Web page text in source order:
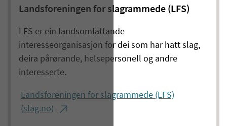
Landsforeningen for slagrammede (LFS)
LFS er ein landsomfattande
interesseorganisasjon for dei som har hatt slag,
deira pårørande, helsepersonell og andre
interesserte.
Landsforeningen for slagrammede (LFS)
(slag.no)